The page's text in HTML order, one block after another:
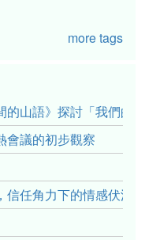
more tags
山語》探討「我們的
會議的初步觀察
任角力下的情感伏流